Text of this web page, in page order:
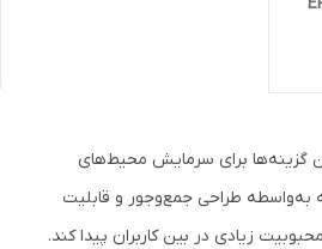
گزینه‌ها برای سرمایش محیط‌های
طراحی جمع‌وجور و قابلیت
زیادی در بین کاربران پیدا کند.